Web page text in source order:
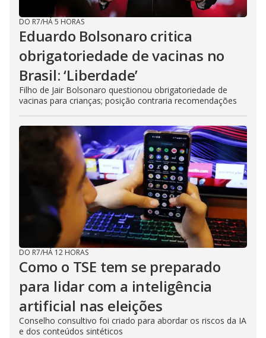
DO R7/HÁ 5 HORAS
Eduardo Bolsonaro critica
obrigatoriedade de vacinas no
Brasil: ‘Liberdade’
Filho de Jair Bolsonaro questionou obrigatoriedade de
vacinas para crianças; posição contraria recomendações
DO R7/HÁ 12 HORAS
Como o TSE tem se preparado
para lidar com a inteligência
artificial nas eleições
Conselho consultivo foi criado para abordar os riscos da IA
e dos conteúdos sintéticos